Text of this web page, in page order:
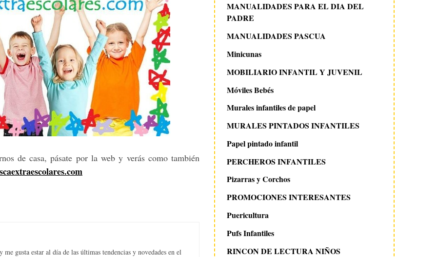
de casa, pásate por la web y verás como también
gusta estar al día de las últimas tendencias y novedades en el
MANUALIDADES PARA EL DIA DEL
PADRE
MANUALIDADES PASCUA
Minicunas
MOBILIARIO INFANTIL Y JUVENIL
Móviles Bebés
Murales infantiles de papel
MURALES PINTADOS INFANTILES
Papel pintado infantil
PERCHEROS INFANTILES
Pizarras y Corchos
PROMOCIONES INTERESANTES
Puericultura
Pufs Infantiles
RINCON DE LECTURA NIÑOS